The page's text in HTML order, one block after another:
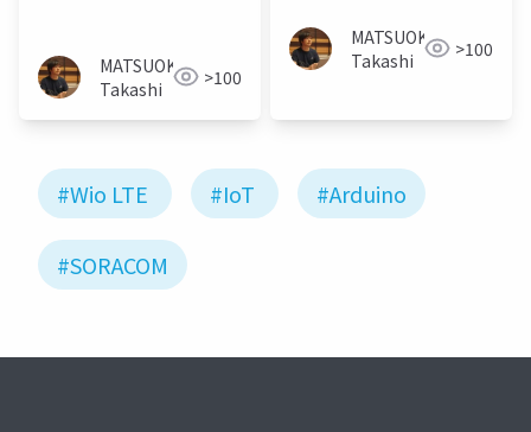
MATSUOKA
Takashi
>100
MATSUOKA
Takashi
>100
#Wio LTE #IoT #Arduino
#SORACOM